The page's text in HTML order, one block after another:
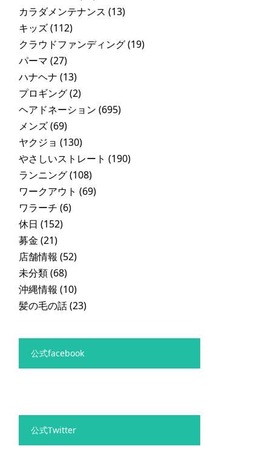
カラダメンテナンス (13)
キッズ(112)
クラウドファンディング(19)
パーマ (27)
ハナヘナ (13)
プロギング(2)
ヘアドネーション (695)
メンズ(69)
ヤクジョ (130)
やさしいストレート (190)
ランニング(108)
ワークアウト (69)
ワラーチ (6)
休日 (152)
募金 (21)
店舗情報 (52)
未分類(68)
沖縄情報 (10)
髪の毛の話(23)
公式facebook
公式Twitter